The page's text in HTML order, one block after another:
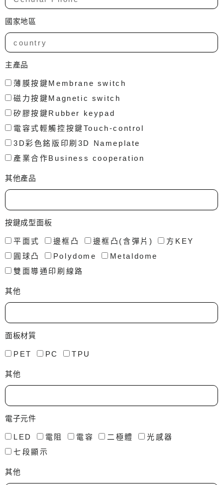
國家地區
主產品
薄膜按鍵Membrane switch
磁力按鍵Magnetic switch
矽膠按鍵Rubber keypad
電容式輕觸控按鍵Touch-control
3D彩色銘版印刷3D Nameplate
產業合作Business cooperation
其他產品
按鍵成型面板
平面式 邊框凸 邊框凸(含彈片)
方KEY
圓球凸
Polydome
Metaldome
雙面導通印刷線路
其他
面板材質
PET PC TPU
其他
電子元件
LED 電阻 電容 二極體
光感器
七段顯示
其他